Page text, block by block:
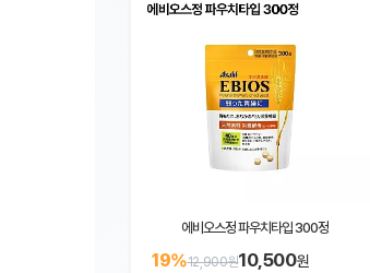
에비오스정 파우치타입 300정
19%12,900원10,500원